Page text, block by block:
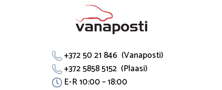
+372 50 21 846 (Vanaposti)
+372 5858 5152 (Plaasi)
E-R 10:00 – 18:00